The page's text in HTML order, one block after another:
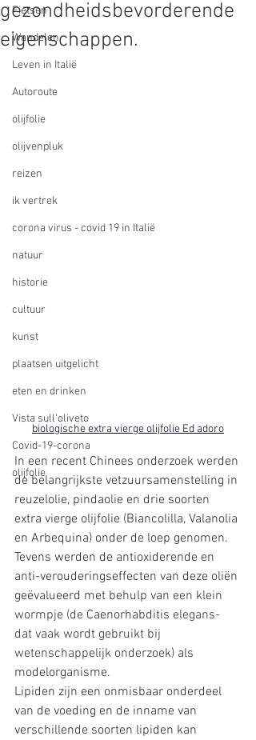
Fietsen
Wandelen
Leven in Italië
Autoroute
olijfolie
olijvenpluk
reizen
ik vertrek
corona virus - covid 19 in Italië
natuur
historie
cultuur
kunst
plaatsen uitgelicht
eten en drinken
Vista sull'oliveto
Covid-19-corona
olijfolie
gezondheidsbevorderende
eigenschappen.
biologische extra vierge olijfolie Ed adoro
In een recent Chinees onderzoek werden
de belangrijkste vetzuursamenstelling in
reuzelolie, pindaolie en drie soorten
extra vierge olijfolie (Biancolilla, Valanolia
en Arbequina) onder de loep genomen.
Tevens werden de antioxiderende en
anti-verouderingseffecten van deze oliën
geëvalueerd met behulp van een klein
wormpje (de Caenorhabditis elegans-
dat vaak wordt gebruikt bij
wetenschappelijk onderzoek) als
modelorganisme.
Lipiden zijn een onmisbaar onderdeel
van de voeding en de inname van
verschillende soorten lipiden kan